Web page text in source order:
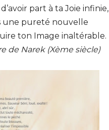
part à ta Joie infinie,
une pureté nouvelle
ton Image inaltérable.
de Narek (Xème siècle)